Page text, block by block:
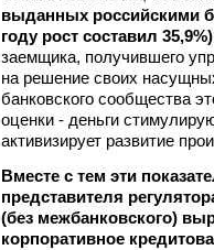
выданных российскими
году рост составил
заемщика, получившего
на решение своих
банковского сообщества
оценки - деньги
активизирует развитие
Вместе с тем эти
представителя
(без межбанковского)
корпоративное